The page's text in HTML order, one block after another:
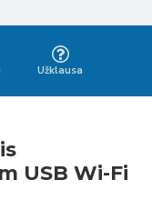
Užklausa
USB Wi-Fi